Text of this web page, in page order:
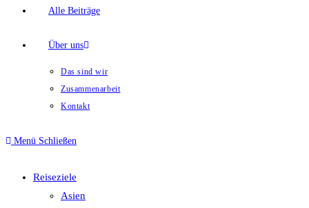
Alle Beiträge
Über uns
Das sind wir
Zusammenarbeit
Kontakt
Menü Schließen
Reiseziele
Asien